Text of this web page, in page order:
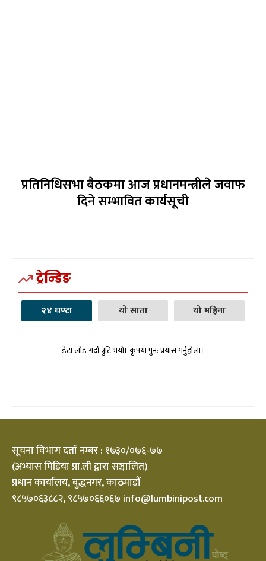
प्रतिनिधिसभा बैठकमा आज प्रधानमन्त्रीले जवाफ
दिने सम्भावित कार्यसूची
ट्रेन्डिङ
२४ घण्टा यो साता यो महिना
डेटा लोड गर्दा त्रुटि भयो। कृपया पुन: प्रयास गर्नुहोला।
सूचना विभाग दर्ता नम्बर : १७३०/०७६-७७
(अभ्यास मिडिया प्रा.ली द्वारा सञ्चालित)
प्रधान कार्यालय, बुद्धनगर, काठमाडौं
९८५७०६३८८२, ९८५७०६६०६७ info@lumbinipost.com